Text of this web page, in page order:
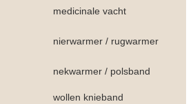
medicinale vacht
nierwarmer / rugwarmer
nekwarmer / polsband
wollen knieband